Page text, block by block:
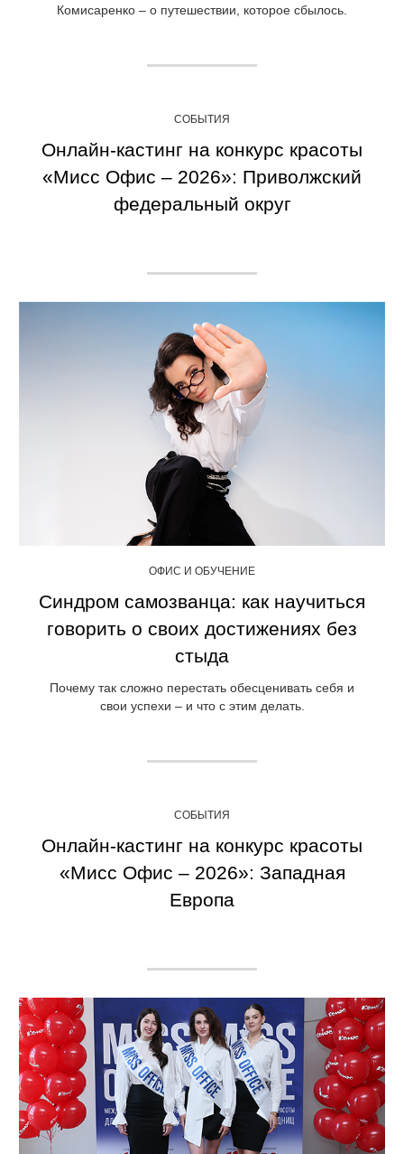
Комисаренко – о путешествии, которое сбылось.
СОБЫТИЯ
Онлайн-кастинг на конкурс красоты
«Мисс Офис – 2026»: Приволжский
федеральный округ
ОФИС И ОБУЧЕНИЕ
Синдром самозванца: как научиться
говорить о своих достижениях без
стыда
Почему так сложно перестать обесценивать себя и
свои успехи – и что с этим делать.
СОБЫТИЯ
Онлайн-кастинг на конкурс красоты
«Мисс Офис – 2026»: Западная
Европа